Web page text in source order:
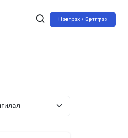
Нэвтрэх / Бүртгүүлэх